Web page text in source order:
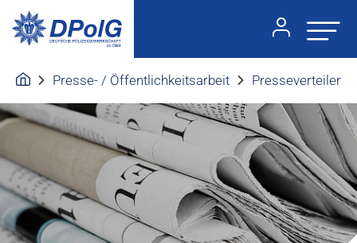
Presse- / Öffentlichkeitsarbeit Presseverteiler